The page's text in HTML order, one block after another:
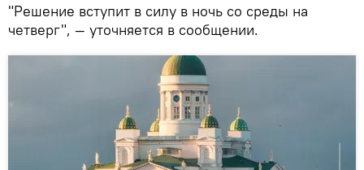
"Решение вступит в силу в ночь со среды на
четверг", — уточняется в сообщении.